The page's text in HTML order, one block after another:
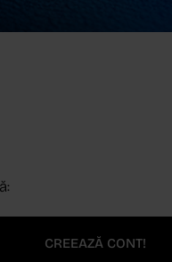
CREEAZĂ CONT!